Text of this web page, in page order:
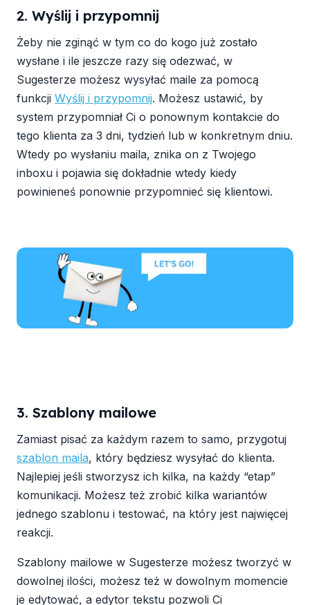
2. Wyślij i przypomnij
Żeby nie zginąć w tym co do kogo już zostało
wysłane i ile jeszcze razy się odezwać, w
Sugesterze możesz wysyłać maile za pomocą
funkcji Wyślij i przypomnij. Możesz ustawić, by
system przypomniał Ci o ponownym kontakcie do
tego klienta za 3 dni, tydzień lub w konkretnym dniu.
Wtedy po wysłaniu maila, znika on z Twojego
inboxu i pojawia się dokładnie wtedy kiedy
powinieneś ponownie przypomnieć się klientowi.
3. Szablony mailowe
Zamiast pisać za każdym razem to samo, przygotuj
szablon maila, który będziesz wysyłać do klienta.
Najlepiej jeśli stworzysz ich kilka, na każdy “etap”
komunikacji. Możesz też zrobić kilka wariantów
jednego szablonu i testować, na który jest najwięcej
reakcji.
Szablony mailowe w Sugesterze możesz tworzyć w
dowolnej ilości, możesz też w dowolnym momencie
je edytować, a edytor tekstu pozwoli Ci